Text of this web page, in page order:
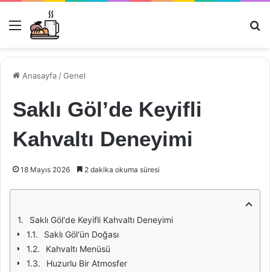
Menü
Anasayfa /Genel
Saklı Göl’de Keyifli
Kahvaltı Deneyimi
18 Mayıs 2026 2 dakika okuma süresi
Saklı Göl'de Keyifli Kahvaltı Deneyimi
Saklı Göl'ün Doğası
Kahvaltı Menüsü
Huzurlu Bir Atmosfer